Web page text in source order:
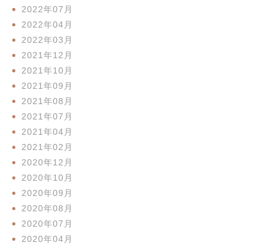
2022年07月
2022年04月
2022年03月
2021年12月
2021年10月
2021年09月
2021年08月
2021年07月
2021年04月
2021年02月
2020年12月
2020年10月
2020年09月
2020年08月
2020年07月
2020年04月